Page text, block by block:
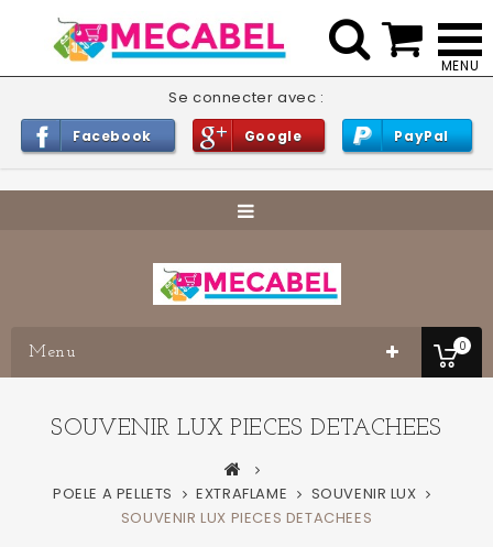
Se connecter avec :
Facebook Google PayPal
0
Menu
SOUVENIR LUX PIECES DETACHEES
POELE A PELLETS EXTRAFLAME
SOUVENIR LUX
SOUVENIR LUX PIECES DETACHEES
 